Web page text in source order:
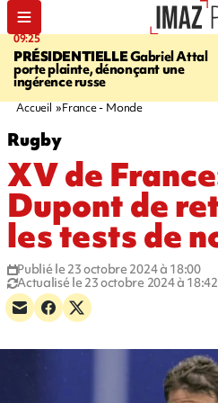
09:25
PRÉSIDENTIELLEGabriel Attal
porte plainte, dénonçant une
ingérence russe
Accueil France - Monde
Rugby
XV de
Dupont de
les tests de
Publié le 23 octobre 2024 à 18:00
Actualisé le 23 octobre 2024 à 18:42